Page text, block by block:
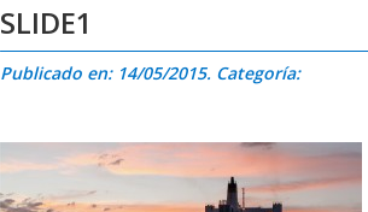
SLIDE1
Publicado en: 14/05/2015. Categoría: